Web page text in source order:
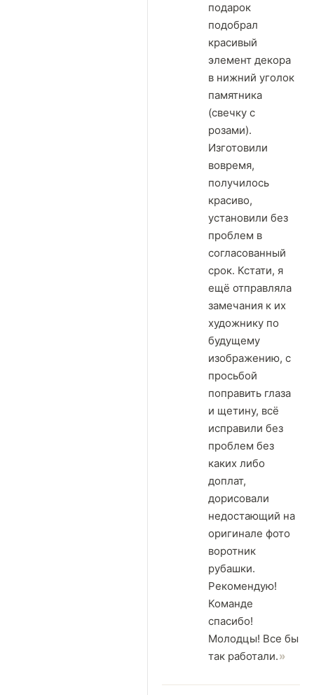
подарок
подобрал
красивый
элемент декора
в нижний уголок
памятника
(свечку с
розами).
Изготовили
вовремя,
получилось
красиво,
установили без
проблем в
согласованный
срок. Кстати, я
ещё отправляла
замечания к их
художнику по
будущему
изображению, с
просьбой
поправить глаза
и щетину, всё
исправили без
проблем без
каких либо
доплат,
дорисовали
недостающий на
оригинале фото
воротник
рубашки.
Рекомендую!
Команде
спасибо!
Молодцы! Все бы
так работали.